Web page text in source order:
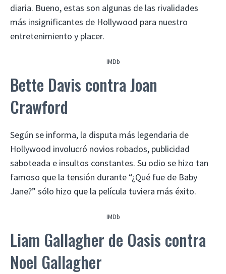
diaria. Bueno, estas son algunas de las rivalidades
más insignificantes de Hollywood para nuestro
entretenimiento y placer.
IMDb
Bette Davis contra Joan
Crawford
Según se informa, la disputa más legendaria de
Hollywood involucró novios robados, publicidad
saboteada e insultos constantes. Su odio se hizo tan
famoso que la tensión durante “¿Qué fue de Baby
Jane?” sólo hizo que la película tuviera más éxito.
IMDb
Liam Gallagher de Oasis contra
Noel Gallagher